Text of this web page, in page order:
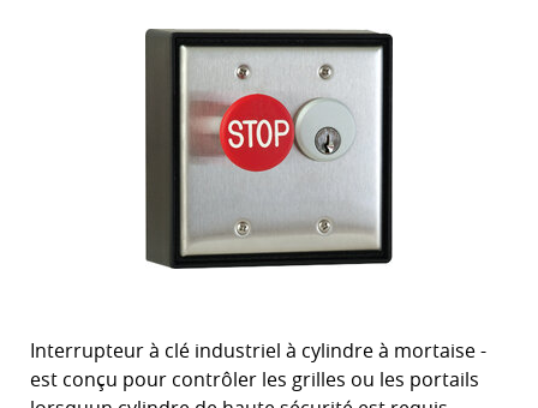
Interrupteur à clé industriel à cylindre à mortaise -
est conçu pour contrôler les grilles ou les portails